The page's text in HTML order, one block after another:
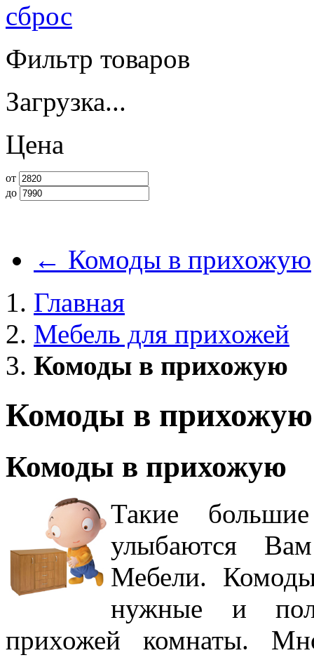
сброс
Фильтр товаров
Загрузка...
Цена
от
до
← Комоды в прихожую
Главная
Мебель для прихожей
Комоды в прихожую
Комоды в прихожую
Комоды в прихожую
Такие
улыбаются
Мебели.
нужные и
прихожей комнаты.